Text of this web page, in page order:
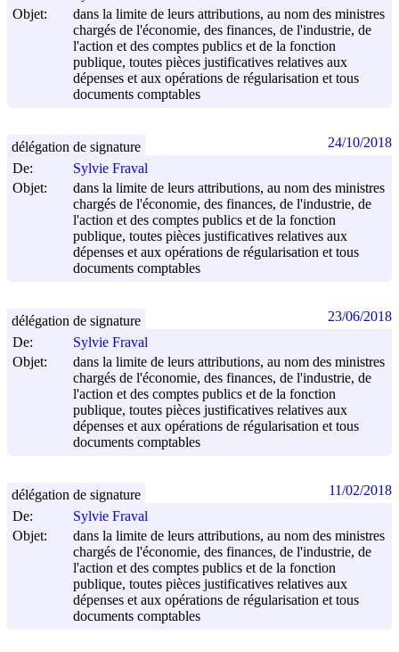
Objet:
dans la limite de leurs attributions, au nom des ministres
chargés de l'économie, des finances, de l'industrie, de
l'action et des comptes publics et de la fonction
publique, toutes pièces justificatives relatives aux
dépenses et aux opérations de régularisation et tous
documents comptables
De:
Sylvie Fraval
Objet:
dans la limite de leurs attributions, au nom des ministres
chargés de l'économie, des finances, de l'industrie, de
l'action et des comptes publics et de la fonction
publique, toutes pièces justificatives relatives aux
dépenses et aux opérations de régularisation et tous
documents comptables
délégation de signature 24/10/2018
De:
Sylvie Fraval
Objet:
dans la limite de leurs attributions, au nom des ministres
chargés de l'économie, des finances, de l'industrie, de
l'action et des comptes publics et de la fonction
publique, toutes pièces justificatives relatives aux
dépenses et aux opérations de régularisation et tous
documents comptables
délégation de signature 23/06/2018
De:
Sylvie Fraval
Objet:
dans la limite de leurs attributions, au nom des ministres
chargés de l'économie, des finances, de l'industrie, de
l'action et des comptes publics et de la fonction
publique, toutes pièces justificatives relatives aux
dépenses et aux opérations de régularisation et tous
documents comptables
délégation de signature 11/02/2018